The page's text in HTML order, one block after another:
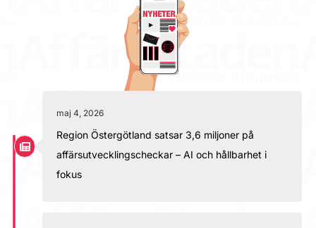
maj 4, 2026
Region Östergötland satsar 3,6 miljoner på
affärsutvecklingscheckar – AI och hållbarhet i
fokus